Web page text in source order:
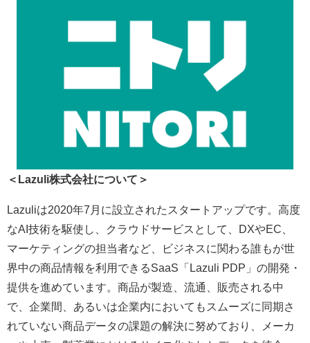
＜Lazuli株式会社について＞
Lazuliは2020年7月に設立されたスタートアップです。高度
なAI技術を駆使し、クラウドサービスとして、DXやEC、
マーケティングの担当者など、ビジネスに関わる誰もが世
界中の商品情報を利用できるSaaS「Lazuli PDP」の開発・
提供を進めています。商品が製造、流通、販売される中
で、企業間、あるいは企業内においてもスムーズに同期さ
れていない商品データの課題の解決に努めており、メーカ